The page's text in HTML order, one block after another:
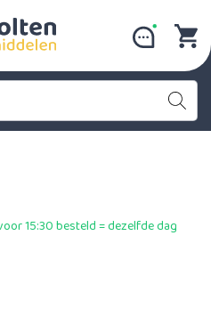
15:30 besteld = dezelfde dag